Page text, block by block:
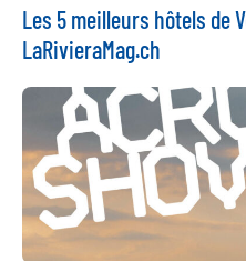
Les 5 meilleurs hôtels de
LaRivieraMag.ch